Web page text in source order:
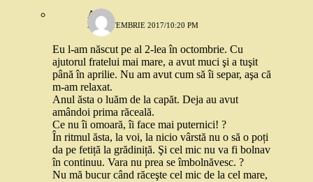
Ana
20 SEPTEMBRIE 2017/10:20 PM
Eu l-am născut pe al 2-lea în octombrie. Cu
ajutorul fratelui mai mare, a avut muci şi a tuşit
până în aprilie. Nu am avut cum să îi separ, aşa că
m-am relaxat.
Anul ăsta o luăm de la capăt. Deja au avut
amândoi prima răceală.
Ce nu îi omoară, îi face mai puternici! ?
În ritmul ăsta, la voi, la nicio vârstă nu o să o poți
da pe fetiță la grădiniță. Şi cel mic nu va fi bolnav
în continuu. Vara nu prea se îmbolnăvesc. ?
Nu mă bucur când răceşte cel mic de la cel mare,